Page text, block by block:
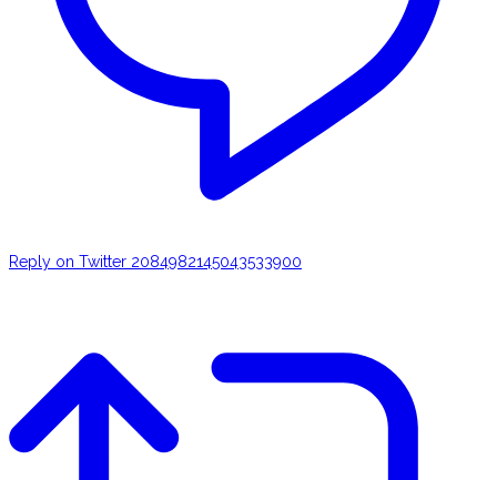
Reply on Twitter 2084982145043533900